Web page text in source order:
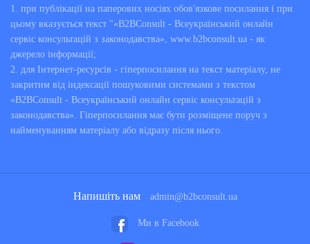
1. при публікації на паперових носіях обов'язкове посилання і при
цьому вказується текст "«B2BConsult - Всеукраїнський онлайн
сервіс консультацій з законодавства», www.b2bconsult.ua - як
джерело інформації;
2. для Інтернет-ресурсів - гіперпосилання на текст матеріалу, не
закритим від індексації пошуковими системами з текстом
«B2BConsult - Всеукраїнський онлайн сервіс консультацій з
законодавства». Гіперпосилання має бути розміщене поруч з
найменуванням матеріалу або відразу після нього.
Напишіть нам admin@b2bconsult.ua
Ми в Facebook